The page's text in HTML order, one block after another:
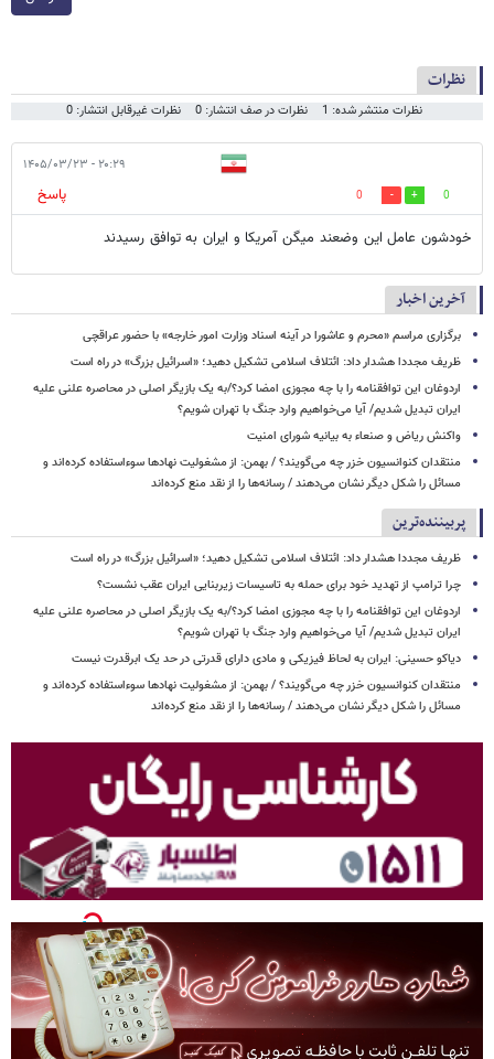
نظرات
نظرات منتشر شده: 1 نظرات در صف انتشار: 0 نظرات غیرقابل انتشار: 0
۲۰:۲۹ - ۱۴۰۵/۰۳/۲۳
0
0
پاسخ
خودشون عامل این وضعند میگن آمریکا و ایران به توافق رسیدند
آخرین اخبار
برگزاری مراسم «محرم و عاشورا در آینه اسناد وزارت امور خارجه» با حضور عراقچی
ظریف مجددا هشدار داد: ائتلاف اسلامی تشکیل دهید؛ «اسرائیل بزرگ» در راه است
اردوغان این توافقنامه را با چه مجوزی امضا کرد؟/به یک بازیگر اصلی در محاصره علنی علیه
ایران تبدیل شدیم/ آیا می‌خواهیم وارد جنگ با تهران شویم؟
واکنش ریاض و صنعاء به بیانیه شورای امنیت
منتقدان کنوانسیون خزر چه می‌گویند؟ / بهمن: از مشغولیت نهادها سوءاستفاده کرده‌اند و
مسائل را شکل دیگر نشان می‌دهند / رسانه‌ها را از نقد منع کرده‌اند
پربیننده‌ترین
ظریف مجددا هشدار داد: ائتلاف اسلامی تشکیل دهید؛ «اسرائیل بزرگ» در راه است
چرا ترامپ از تهدید خود برای حمله به تاسیسات زیربنایی ایران عقب نشست؟
اردوغان این توافقنامه را با چه مجوزی امضا کرد؟/به یک بازیگر اصلی در محاصره علنی علیه
ایران تبدیل شدیم/ آیا می‌خواهیم وارد جنگ با تهران شویم؟
دیاکو حسینی: ایران به لحاظ فیزیکی و مادی دارای قدرتی در حد یک ابرقدرت نیست
منتقدان کنوانسیون خزر چه می‌گویند؟ / بهمن: از مشغولیت نهادها سوءاستفاده کرده‌اند و
مسائل را شکل دیگر نشان می‌دهند / رسانه‌ها را از نقد منع کرده‌اند